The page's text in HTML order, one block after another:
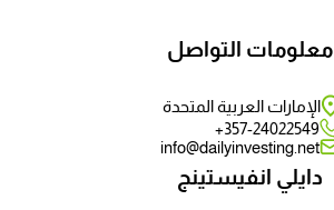
دايلي انفيستينج
معلومات التواصل
الإمارات العربية المتحدة
357-24022549+
info@dailyinvesting.net